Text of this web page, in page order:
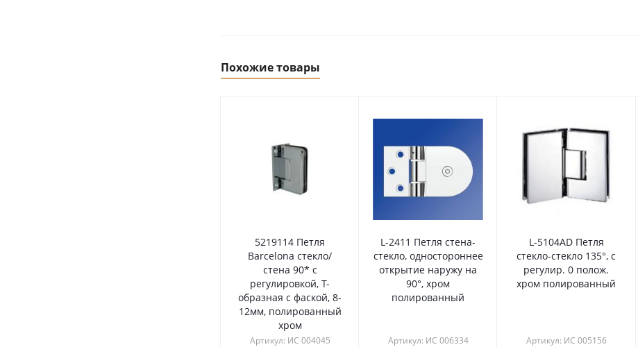
Похожие товары
5219114 Петля
Barcelona стекло/
стена 90* с
регулировкой, Т-
образная с фаской, 8-
12мм, полированный
хром
Артикул: ИС 004045
L-2411 Петля стена-
стекло, одностороннее
открытие наружу на
90°, хром
полированный
Артикул: ИС 006334
L-5104AD Петля
стекло-стекло 135°, с
регулир. 0 полож.
хром полированный
Артикул: ИС 005156